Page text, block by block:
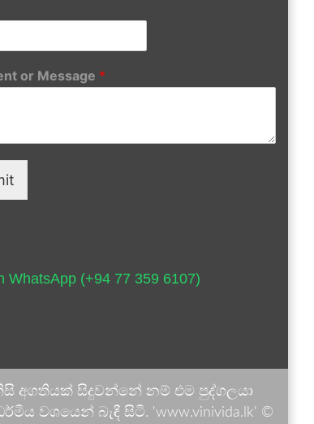
or Message *
WhatsApp (+94 77 359 6107)
අගතියක් සිදුවන්නේ නම් එම පුද්ගලයා
වශයෙන් බැඳී සිටී. 'www.vinivida.lk' ©